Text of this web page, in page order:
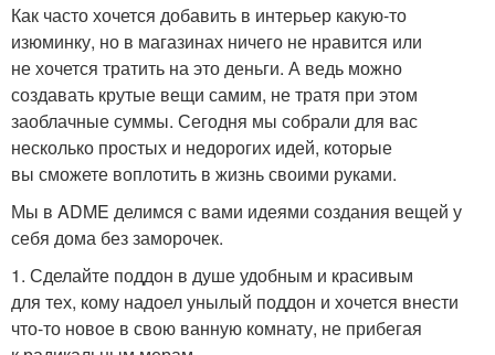
Как часто хочется добавить в интерьер какую-то
изюминку, но в магазинах ничего не нравится или
не хочется тратить на это деньги. А ведь можно
создавать крутые вещи самим, не тратя при этом
заоблачные суммы. Сегодня мы собрали для вас
несколько простых и недорогих идей, которые
вы сможете воплотить в жизнь своими руками.
Мы в ADME делимся с вами идеями создания вещей у
себя дома без заморочек.
1. Сделайте поддон в душе удобным и красивым
для тех, кому надоел унылый поддон и хочется внести
что-то новое в свою ванную комнату, не прибегая